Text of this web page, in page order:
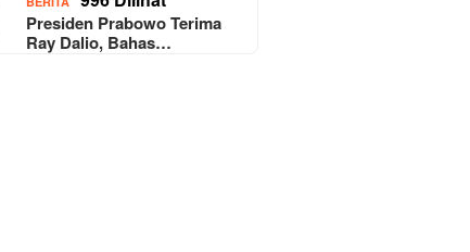
Presiden Prabowo Terima
Ray Dalio, Bahas…